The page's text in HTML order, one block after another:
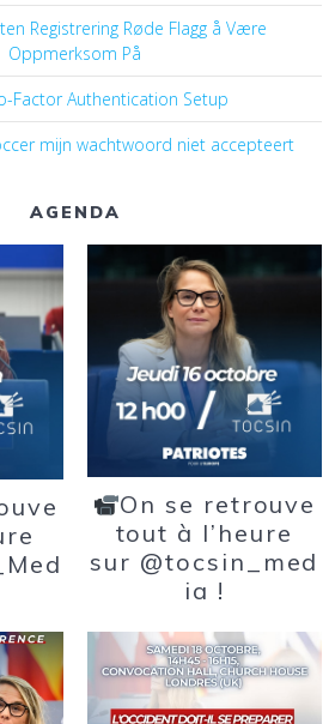
Registrering Røde Flagg å Være
Oppmerksom På
Factor Authentication Setup
mijn wachtwoord niet accepteert
AGENDA
On se retrouve
tout à l’heure
sur @tocsin_med
ia !